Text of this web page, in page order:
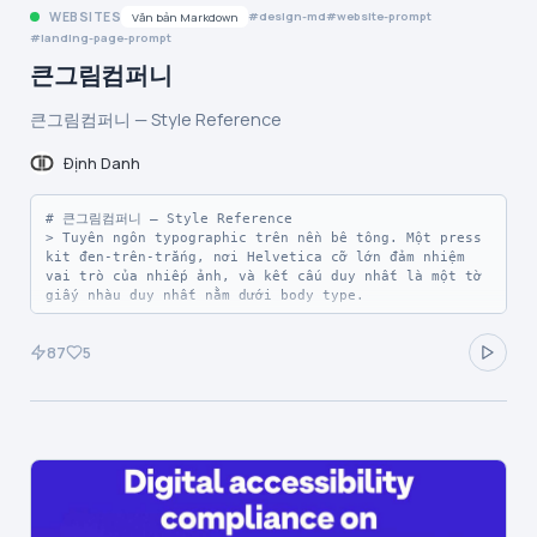
|------|-------|-------|------|
| Ember Orange | `#f15730` | `--color-ember-orange` |
Filled CTA buttons, primary action backgrounds — deep
saturated orange that reads as confident rather than
a click target against the white field |
blaze` | Promotional surface fills (email capture
modal, featured product cards, stat callout
backgrounds) — slightly brighter and more luminous
than Ember, used where orange must own an entire
region of the layout |
| Apricot Whisper | `#ff8562` | `--color-apricot-
whisper` | Borders on outlined cards, link
underlines, icon strokes, accent hairlines — the
lightest orange, functioning as a warm-tinted
| Graphite Black | `#111111` | `--color-graphite-
WEBSITES Văn bản Markdown design-md
website-prompt
landing-page-prompt
큰그림컴퍼니
큰그림컴퍼니 — Style Reference
Định Danh
# 큰그림컴퍼니 — Style Reference
> Tuyên ngôn typographic trên nền bê tông. Một press
kit đen-trên-trắng, nơi Helvetica cỡ lớn đảm nhiệm
vai trò của nhiếp ảnh, và kết cấu duy nhất là một tờ
giấy nhàu duy nhất nằm dưới body type.
Bigpicture Company là một hệ thống editorial đơn sắc,
tạo bầu không khí. Typography chính là sản phẩm:
display headlines đạt tới 274px với Helvetica Neue
700 và negative tracking mạnh, biến chữ thành khối
thị giác chủ đạo trên mọi màn hình. Monospace labels
87 5